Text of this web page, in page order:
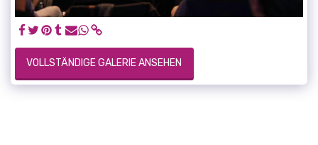
VOLLSTÄNDIGE GALERIE ANSEHEN